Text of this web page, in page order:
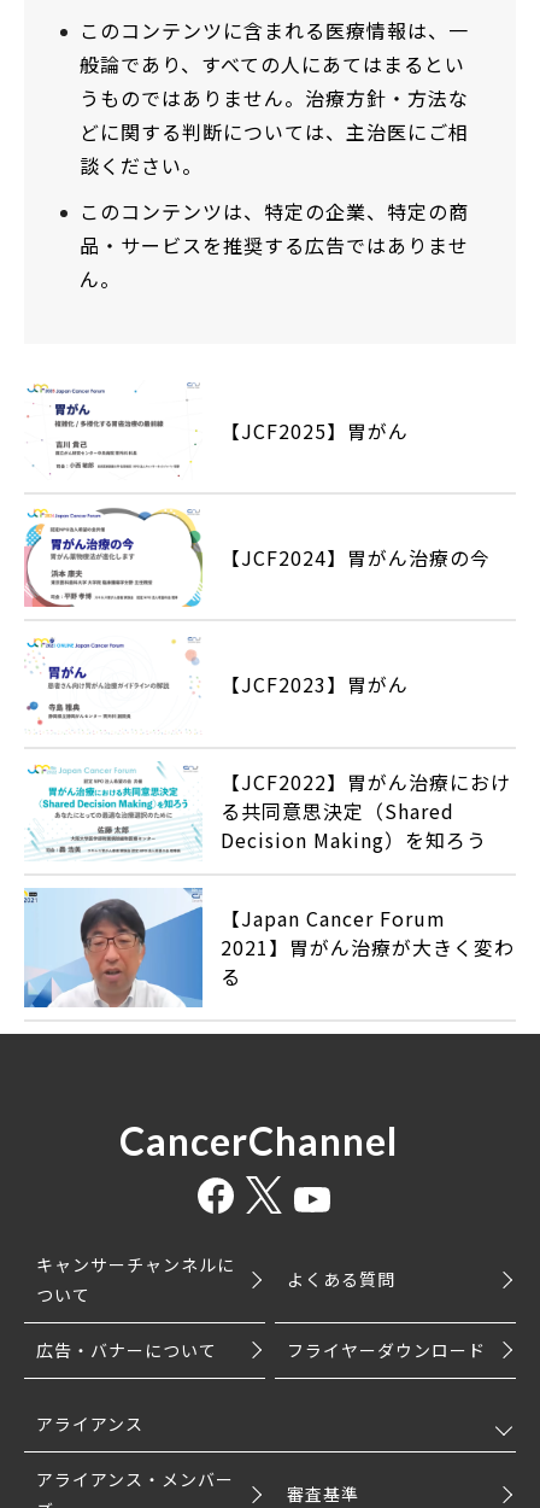
このコンテンツに含まれる医療情報は、一
般論であり、すべての人にあてはまるとい
うものではありません。治療方針・方法な
どに関する判断については、主治医にご相
談ください。
このコンテンツは、特定の企業、特定の商
品・サービスを推奨する広告ではありませ
ん。
【JCF2025】胃がん
【JCF2024】胃がん治療の今
【JCF2023】胃がん
【JCF2022】胃がん治療におけ
る共同意思決定（Shared
Decision Making）を知ろう
【Japan Cancer Forum
2021】胃がん治療が大きく変わ
る
CancerChannel
キャンサーチャンネルに
ついて
よくある質問
広告・バナーについて フライヤーダウンロード
アライアンス
アライアンス・メンバー
審査基準